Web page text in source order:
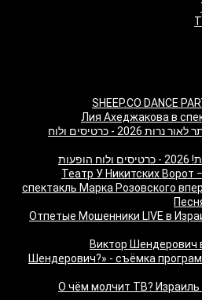
SHEEP.CO DANCE
Лия Ахеджакова в
משופן ועד AC/DC - מופע פסנתר לאור נרות 2026 - כרטיסים ולוח
"Театр У Никитских
спектакль Марка Розовского
Отпетые Мошенники LIVE в
Виктор Шендерович
Шендерович?» - съёмка
«О чём молчит ТВ?